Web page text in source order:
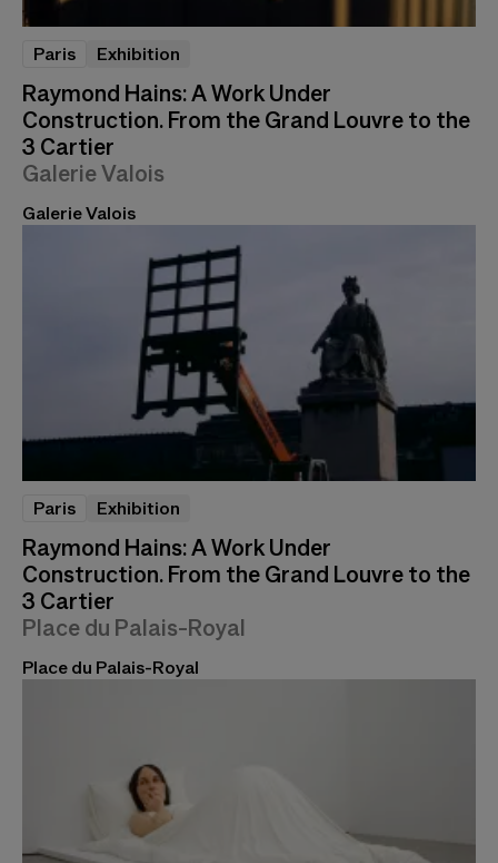
Raymond Hains: A Work Under
Construction. From the Grand Louvre to the
3 Cartier
Galerie Valois
Paris Exhibition
Galerie Valois
Raymond Hains: A Work Under
Construction. From the Grand Louvre to the
3 Cartier
Place du Palais-Royal
Paris Exhibition
Place du Palais-Royal